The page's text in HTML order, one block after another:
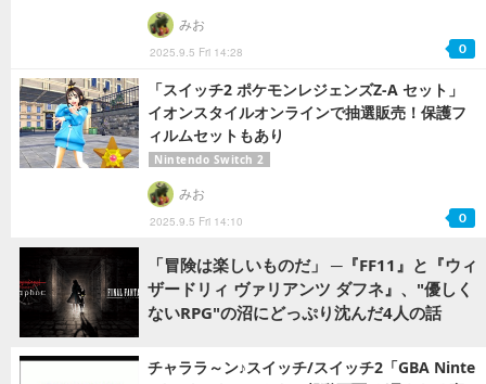
2025.9.5 Fri 14:28
みお
0
「スイッチ2 ポケモンレジェンズZ-A セット」
イオンスタイルオンラインで抽選販売！保護フ
ィルムセットもあり
Nintendo Switch 2
2025.9.5 Fri 14:10
みお
0
「冒険は楽しいものだ」 ─『FF11』と『ウィ
ザードリィ ヴァリアンツ ダフネ』、"優しく
ないRPG"の沼にどっぷり沈んだ4人の話
チャララ～ン♪スイッチ/スイッチ2「GBA Ninte